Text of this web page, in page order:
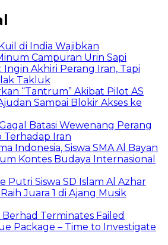
di India Wajibkan
Campuran Urin Sapi
Akhiri Perang Iran, Tapi
Takluk
“Tantrum” Akibat Pilot AS
Sampai Blokir Akses ke
Batasi Wewenang Perang
Iran
Indonesia, Siswa SMA Al Bayan
Kontes Budaya Internasional
Putri Siswa SD Islam Al Azhar
Juara 1 di Ajang Musik
Berhad Terminates Failed
Package – Time to Investigate